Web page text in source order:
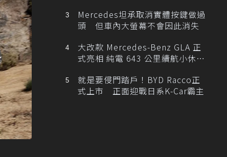
Mercedes坦承取消實體按鍵做過
頭 但車內大螢幕不會因此消失
大改款 Mercedes-Benz GLA 正
式亮相 純電 643 公里續航小休
就是要侵門踏戶！BYD Racco正
式上市 正面迎戰日系K-Car霸主